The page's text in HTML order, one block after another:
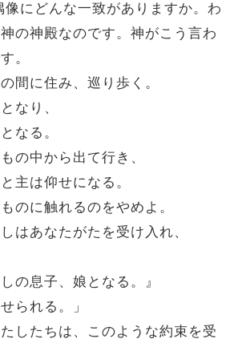
像にどんな一致がありますか。わ
の神殿なのです。神がこう言わ
。
間に住み、巡り歩く。
なり、
なる。
の中から出て行き、
主は仰せになる。
のに触れるのをやめよ。
はあなたがたを受け入れ、
の息子、娘となる。』
られる。」
したちは、このような約束を受